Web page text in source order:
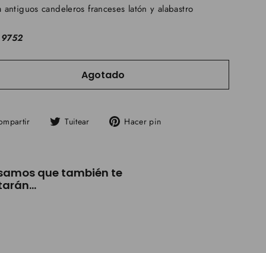
antiguos candeleros franceses latón y alabastro
Agotado
CompartirTuitear
Tuitear Hacer pin
que también te